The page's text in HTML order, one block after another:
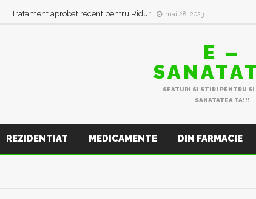
Tratament aprobat recent pentru Riduri mai 28, 2023
E –
SFATURI SI STIRI PENTRU SI
SANATATEA TA!!!
REZIDENTIAT MEDICAMENTE DIN FARMACIE